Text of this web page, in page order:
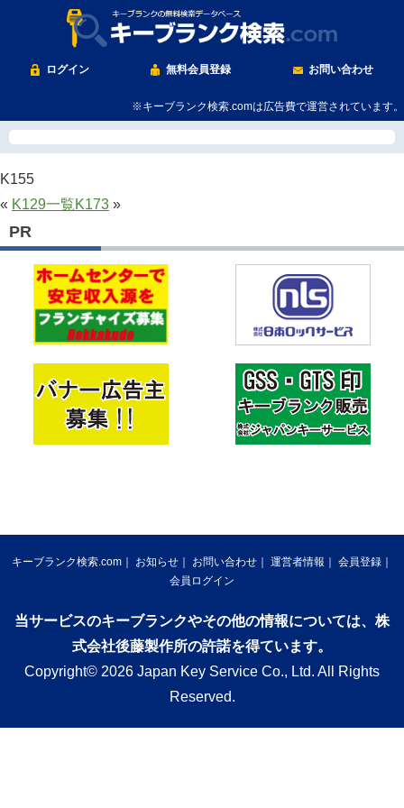
ログイン 無料会員登録 お問い合わせ
※キーブランク検索.comは広告費で運営されています。
K155
« K129一覧K173 »
PR
キーブランク検索.com お知らせ お問い合わせ 運営者情報
会員登録
会員ログイン
当サービスのキーブランクやその他の情報については、株
式会社後藤製作所の許諾を得ています。
Copyright© 2026 Japan Key Service Co., Ltd. All Rights
Reserved.